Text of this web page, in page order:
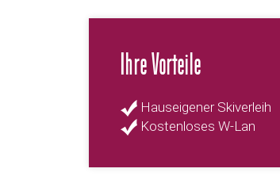
Ihre Vorteile
Hauseigener Skiverleih
Kostenloses W-Lan